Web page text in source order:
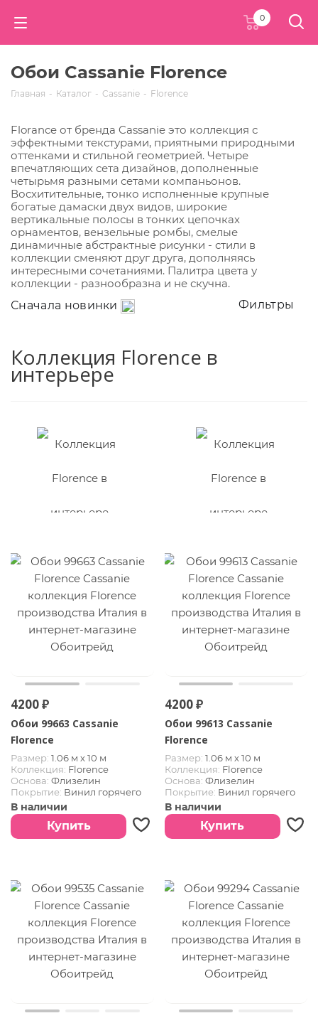
0
Обои Cassanie Florence
Главная - Каталог - Cassanie - Florence
Florance от бренда Cassanie это коллекция с
эффектными текстурами, приятными природными
оттенками и стильной геометрией. Четыре
впечатляющих сета дизайнов, дополненные
четырьмя разными сетами компаньонов.
Восхитительные, тонко исполненные крупные
богатые дамаски двух видов, широкие
вертикальные полосы в тонких цепочках
орнаментов, вензельные ромбы, смелые
динамичные абстрактные рисунки - стили в
коллекции сменяют друг друга, дополняясь
интересными сочетаниями. Палитра цвета у
коллекции - разнообразна и не скучна.
Сначала новинки
Фильтры
Коллекция Florence в
интерьере
4200 ₽
Обои 99663 Cassanie
Florence
Размер: 1.06 м х 10 м
Коллекция: Florence
Основа: Флизелин
Покрытие: Винил горячего
тиснения
Страна:Италия
В наличии
Купить
4200 ₽
Обои 99613 Cassanie
Florence
Размер: 1.06 м х 10 м
Коллекция: Florence
Основа: Флизелин
Покрытие: Винил горячего
тиснения
Страна:Италия
В наличии
Купить